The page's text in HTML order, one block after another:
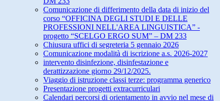
Comunicazione di differimento della data di inizio del
corso “OFFICINA DEGLI STUDI E DELLE
PROFESSIONI NELL'AREA LINGUISTICA” -
progetto “SCELGO ERGO SUM” – DM 233
Chiusura uffici di segreteria 5 gennaio 2026
Comunicazione modalità di iscrizione a.s. 2026-2027
intervento disinfezione, disinfestazione e
derattizzazione giorno 29/12/2025.
Viaggio di istruzione classi terze: programma generico
Presentazione progetti extracurriculari
Calendari percorsi di orientamento in avvio nel mese di